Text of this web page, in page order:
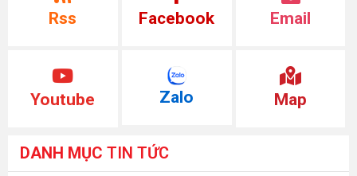
Rss Facebook Email
Youtube Zalo Map
DANH MỤC TIN TỨC